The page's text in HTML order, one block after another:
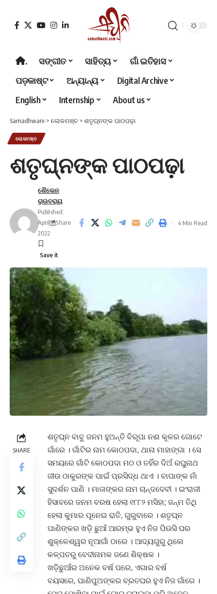
. ସଙ୍ଗୀତ ସାହିତ୍ୟ
ଗାଁ ଇତିହାସ
ପଡ଼କାଷ୍ଟ
ଅନ୍ୟାନ୍ୟ
Digital Archive
English
Internship About us
Samadhwani > ଲୋକମଞ୍ଚ > ଶତୃଘ୍ନଙ୍କ ପାଠପଢ଼ା
ଲୋକମଞ୍ଚ
ଶତୃଘ୍ନଙ୍କ ପାଠପଢ଼ା
ଶୈଲେନ
ରାଉତରାୟ
Published:
April 3,
2022
Share 4 Min Read
SHARE
ଶତୃଘ୍ନ ବାବୁ ଜନମ ହୁଅନ୍ତି ବିରୂପା ନଈ କୂଳର ଗୋଟେ
ଗାଁରେ । ଗାଁଟିର ନାମ କୋଠପଦା, ଥାନା ମାହାଙ୍ଗା । ସେ
ସମୟରେ ଗାଁଟି କୋଠପଦା ମଠ ଓ ତହିଁର ଦିଅଁ ରଘୁନାଥ
ଜୀଉ ଠାକୁରଙ୍କ ପାଇଁ ପ୍ରସିଦ୍ଧ ଥାଏ । ବାପାଙ୍କ ନାଁ
ସୁଦର୍ଶନ ପାଣି । ମାତାଙ୍କର ନାମ ଚାନ୍ଦଦେବୀ । ଇଂରାଜୀ
ହିସାବରେ ଜନମ ବରଷ ହେଲା ୧୮୮୨ ମସିହା; ଜନ୍ମ ତିଥି
ହେଲା କୁମାର ପୂନେଇ ରାତି, ଗୁରୁବାରେ । ଶତୃଘ୍ନ
ପାଣିଙ୍କର ଖଡ଼ି ଛୁଆଁ ଆରମ୍ଭ ହୁଏ ନିଜ ପିଉସି ଘର
ଶୁକ୍ଳେଶ୍ୱର ନୂଆଗାଁ ଠାରେ । ଆଦ୍ୟଗୁରୁ ଥିଲେ
କଳ୍ପତରୁ ବେଦୀନାମକ ଜଣେ ଶିକ୍ଷକ ।
ଖଡ଼ିଛୁଆଁର ଅନେକ ବର୍ଷ ପରେ, ଏଗାର ବର୍ଷ
ବୟସରେ, ପାଣିପୁଅଙ୍କର ବ୍ରତଘର ହୁଏ ନିଜ ଗାଁରେ ।